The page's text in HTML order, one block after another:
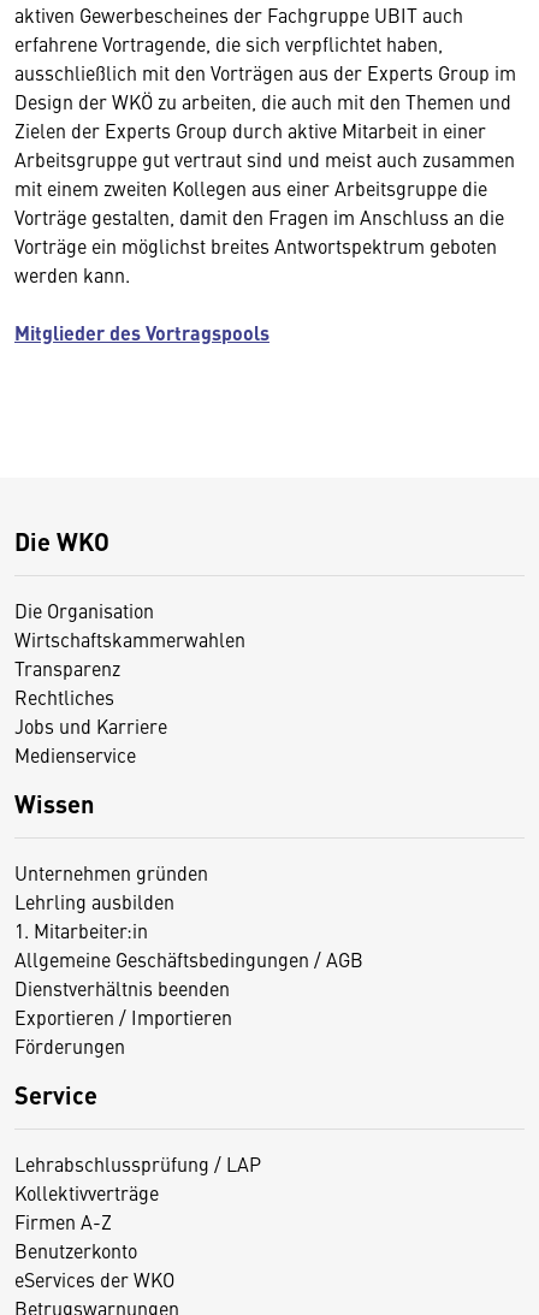
aktiven Gewerbescheines der Fachgruppe UBIT auch
erfahrene Vortragende, die sich verpflichtet haben,
ausschließlich mit den Vorträgen aus der Experts Group im
Design der WKÖ zu arbeiten, die auch mit den Themen und
Zielen der Experts Group durch aktive Mitarbeit in einer
Arbeitsgruppe gut vertraut sind und meist auch zusammen
mit einem zweiten Kollegen aus einer Arbeitsgruppe die
Vorträge gestalten, damit den Fragen im Anschluss an die
Vorträge ein möglichst breites Antwortspektrum geboten
werden kann.
Mitglieder des Vortragspools
Die WKO
Die Organisation
Wirtschaftskammerwahlen
Transparenz
Rechtliches
Jobs und Karriere
Medienservice
Wissen
Unternehmen gründen
Lehrling ausbilden
1. Mitarbeiter:in
Allgemeine Geschäftsbedingungen / AGB
Dienstverhältnis beenden
Exportieren / Importieren
Förderungen
Service
Lehrabschlussprüfung / LAP
Kollektivverträge
Firmen A-Z
Benutzerkonto
eServices der WKO
Betrugswarnungen